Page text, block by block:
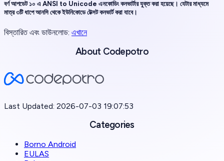
বর্ণ আপডেট ১০ এ ANSI to Unicode এনকোডিং কনভার্টার যুক্ত করা হয়েছে। যেটার মাধ্যমে
মাত্র ৩টি ধাপে আনসি থেকে ইউনিকোডে টেক্সট কনভার্ট করা যাবে।
বিস্তারিত এবং ডাউনলোড: এখানে
About Codepotro
Last Updated: 2026-07-03 19:07:53
Categories
Borno Android
EULAS